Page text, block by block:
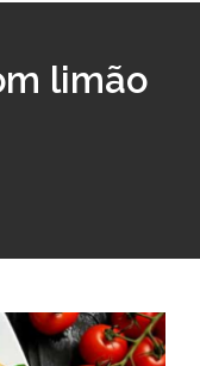
limão